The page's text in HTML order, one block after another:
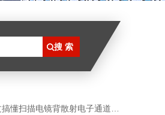
电镜背散射电子通道衬度成像！